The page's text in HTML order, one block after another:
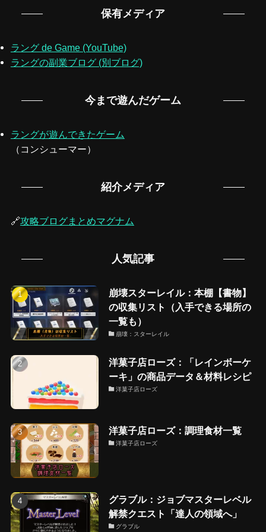
保有メディア
ラング de Game (YouTube)
ラングの副業ブログ (別ブログ)
今まで遊んだゲーム
ラングが遊んできたゲーム
（コンシューマー）
紹介メディア
🔗攻略ブログまとめマグナム
人気記事
崩壊スターレイル：本棚【書物】
の収集リスト（入手できる場所の
一覧も）
崩壊：スターレイル
洋菓子店ローズ：「レインボーケ
ーキ」の商品データ＆材料レシピ
洋菓子店ローズ
洋菓子店ローズ：調理食材一覧
洋菓子店ローズ
グラブル：ジョブマスターレベル
解禁クエスト「達人の領域へ」
グラブル